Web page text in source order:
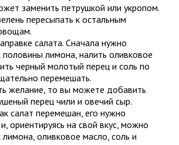
заменить петрушкой или укропом.
пересыпать к остальным
салата. Сначала нужно
лимона, налить оливковое
черный молотый перец и соль по
перемешать.
желание, то вы можете добавить
перец чили и овечий сыр.
салат перемешан, его нужно
ориентируясь на свой вкус, можно
оливковое масло, соль и